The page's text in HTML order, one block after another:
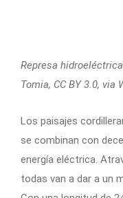
Represa
Tomia, CC BY 3.0, via
Los paisajes
se combinan con
energía eléctrica.
todas van a dar a un